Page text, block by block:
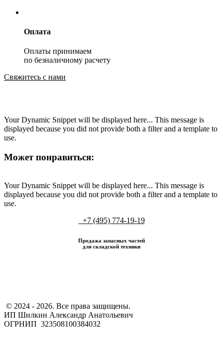
Оплата
Оплаты принимаем
по безналичному расчету
Свяжитесь с нами
Your Dynamic Snippet will be displayed here... This message is
displayed because you did not provide both a filter and a template to
use.
Может понравиться:
Your Dynamic Snippet will be displayed here... This message is
displayed because you did not provide both a filter and a template to
use.
+7 (495) 774-19-19
Продажа запасных частей
для складской техники
​ © 2024 - 2026. Все права защищены.
ИП Шилкин Александр Анатольевич
ОГРНИП 323508100384032